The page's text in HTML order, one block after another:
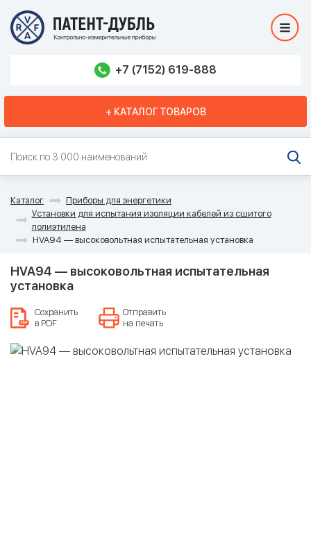
+7 (7152) 619-888
+ КАТАЛОГ ТОВАРОВ
Каталог
Приборы для энергетики
Установки для испытания изоляции кабелей из сшитого
полиэтилена
HVA94 — высоковольтная испытательная установка
HVA94 — высоковольтная испытательная
установка
Сохранить
в PDF
Отправить
на печать